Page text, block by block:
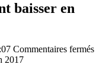
baisser en
Commentaires fermés
2017